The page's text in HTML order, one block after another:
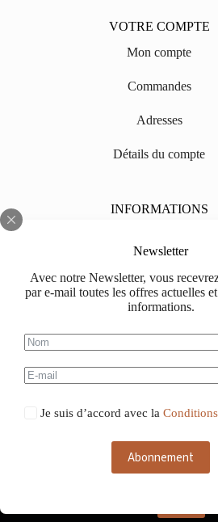
Newsletter
Avec notre Newsletter, vous
par e-mail toutes les offres actuelles
informations.
Je suis d’accord avec la
Abonnement
VOTRE COMPTE
Mon compte
Commandes
Adresses
Détails du compte
INFORMATIONS
Livraison
Informations d'achat
Information de
Italiano
Ce site web utilise des cookies. Si
site web, nous considérons que